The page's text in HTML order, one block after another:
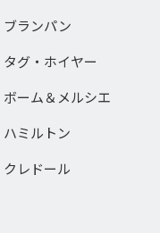
ブランパン
タグ・ホイヤー
ボーム＆メルシエ
ハミルトン
クレドール